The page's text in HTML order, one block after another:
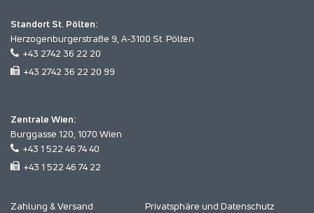
Standort St. Pölten:
Herzogenburgerstraße 9, A-3100 St. Pölten
+43 2742 36 22 20
+43 2742 36 22 20 99
Zentrale Wien:
Burggasse 120, 1070 Wien
+43 1 522 46 74 40
+43 1 522 46 74 22
Zahlung & Versand
Privatsphäre und Datenschutz